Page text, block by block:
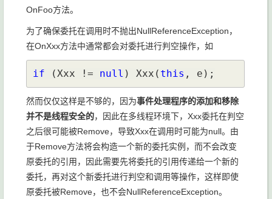
OnFoo方法。
为了确保委托在调用时不抛出NullReferenceException，
在OnXxx方法中通常都会对委托进行判空操作，如
if (Xxx != null ) Xxx( this , e);
然而仅仅这样是不够的，因为事件处理程序的添加和移除
并不是线程安全的，因此在多线程环境下，Xxx委托在判空
之后很可能被Remove，导致Xxx在调用时可能为null。由
于Remove方法将会构造一个新的委托实例，而不会改变
原委托的引用，因此需要先将委托的引用传递给一个新的
委托，再对这个新委托进行判空和调用等操作，这样即使
原委托被Remove，也不会NullReferenceException。